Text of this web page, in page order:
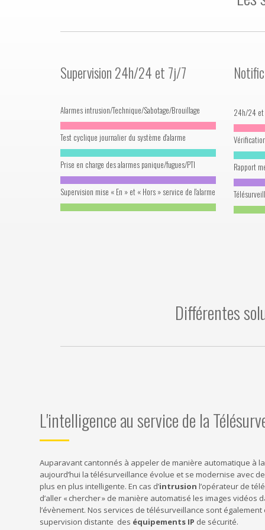
Supervision 24h/24 et 7j/7
Alarmes intrusion/Technique/Sabotage/Brouillage
Test cyclique journalier du système d'alarme
Prise en charge des alarmes panique/fugues/PTI
Supervision mise « En » et « Hors » service de l'alarme
24h/24 et
Rapport
Différentes
L'intelligence au service de la
Auparavant cantonnés à appeler de manière automatique à
aujourd’hui la télésurveillance évolue et se modernise avec
plus en plus intelligente. En cas d’intrusion l’opérateur de
d’aller « chercher » de manière automatisé les images vidéos
l’évènement. Nos services de télésurveillance sont
supervision distante des équipements IP de sécurité.